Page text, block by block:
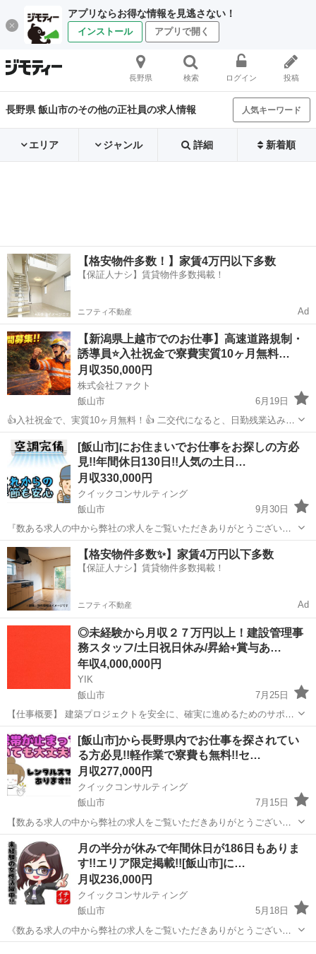
アプリならお得な情報を見逃さない！
インストール アプリで開く
長野県 検索 ログイン 投稿
長野県 飯山市のその他の正社員の求人情報 人気キーワード
エリア ジャンル 詳細 新着順
【格安物件多数！】家賃4万円以下多数
【保証人ナシ】賃貸物件多数掲載！
ニフティ不動産 Ad
【新潟県上越市でのお仕事】高速道路規制・
誘導員⭐入社祝金で寮費実質10ヶ月無料…
月収350,000円
株式会社ファクト
飯山市
6月19日
👍入社祝金で、実質10ヶ月無料！👍 二交代になると、日勤残業込みで
16,000円以上も可能 支給総額が40万円を超える月もあります！ 給料前
払制度（JOBPAY）あり！ 注１：稼ぎたい方向けのお仕事です。残業
多め...
長野 飯山市 その他 業務
[飯山市]にお住まいでお仕事をお探しの方必
見!!年間休日130日!!人気の土日…
月収330,000円
クイックコンサルティング
飯山市
9月30日
『数ある求人の中から弊社の求人をご覧いただきありがとうございま
す!!』 PRポイント満載の求人になりますので最後までお読みくださ
い? こちらの求人以外にも長野県内の求人数が多く掲載できていない
求人も沢山あるので、相談だけ...
長野 飯山市 その他 未経験
【格安物件多数✨】家賃4万円以下多数
【保証人ナシ】賃貸物件多数掲載！
ニフティ不動産 Ad
◎未経験から月収２７万円以上！建設管理事
務スタッフ/土日祝日休み/昇給+賞与あ…
年収4,000,000円
YIK
飯山市
7月25日
【仕事概要】 建築プロジェクトを安全に、確実に進めるためのサポー
ト業務をお任せします。 盛り上がりを見せる建築業界で、経験ゼロか
ら専門知識を身につけてみませんか？ 【仕事詳細】 ・協力スタッフの
手配、サポート...
長野 飯山市 その他 未経験
[飯山市]から長野県内でお仕事を探されてい
る方必見!!軽作業で寮費も無料!!セ…
月収277,000円
クイックコンサルティング
飯山市
7月15日
【数ある求人の中から弊社の求人をご覧いただきありがとうございま
す!!】 実際に募集中の求人を掲載しておりますので、ご安心ください!!
その他にも掲載していない求人が長野市内にもたくさんございますの
で、お気軽にお問い合わせ...
長野 その他 社宅
月の半分が休みで年間休日が186日もありま
す!!エリア限定掲載!![飯山市]に…
月収236,000円
クイックコンサルティング
飯山市
5月18日
《数ある求人の中から弊社の求人をご覧いただきありがとうございま
す!!》 こちらの記事は関係書類を提出しジモティー様の審査を通過し